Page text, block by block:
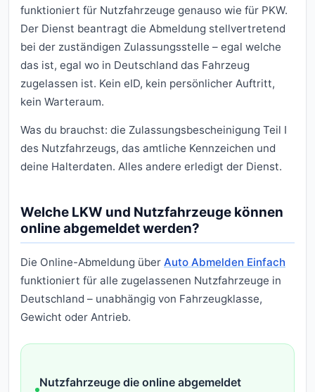
funktioniert für Nutzfahrzeuge genauso wie für PKW.
Der Dienst beantragt die Abmeldung stellvertretend
bei der zuständigen Zulassungsstelle – egal welche
das ist, egal wo in Deutschland das Fahrzeug
zugelassen ist. Kein eID, kein persönlicher Auftritt,
kein Warteraum.
Was du brauchst: die Zulassungsbescheinigung Teil I
des Nutzfahrzeugs, das amtliche Kennzeichen und
deine Halterdaten. Alles andere erledigt der Dienst.
Welche LKW und Nutzfahrzeuge können
online abgemeldet werden?
Die Online-Abmeldung über Auto Abmelden Einfach
funktioniert für alle zugelassenen Nutzfahrzeuge in
Deutschland – unabhängig von Fahrzeugklasse,
Gewicht oder Antrieb.
Nutzfahrzeuge die online abgemeldet